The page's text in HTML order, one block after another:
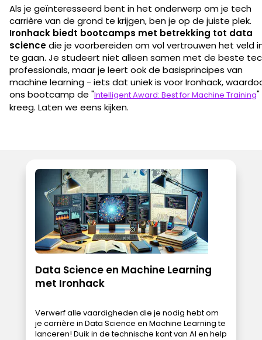
Als je geïnteresseerd bent in het onderwerp om je tech
carrière van de grond te krijgen, ben je op de juiste plek.
Ironhack biedt bootcamps met betrekking tot data
sciencedie je voorbereiden om vol vertrouwen het veld
te gaan. Je studeert niet alleen samen met de beste
professionals, maar je leert ook de basisprincipes van
machine learning - iets dat uniek is voor Ironhack,
ons bootcamp de "Intelligent Award: Best for Machine Training"
kreeg. Laten we eens kijken.
Data Science en Machine Learning
met Ironhack
Verwerf alle vaardigheden die je nodig hebt om
je carrière in Data Science en Machine Learning te
lanceren! Duik in de technische kant van AI en help